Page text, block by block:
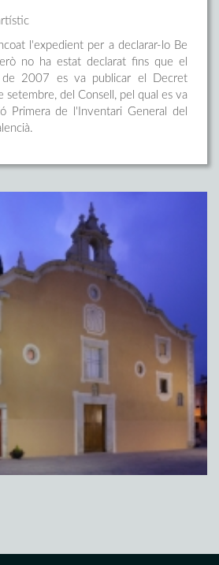
l'expedient per a declarar-lo Be
no ha estat declarat fins que el
de 2007 es va publicar el Decret
del Consell, pel qual es va
Primera de l'Inventari General del